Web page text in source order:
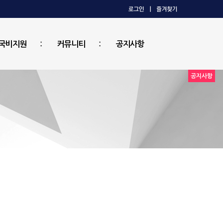
비지원 커뮤니티 공지사항
공지사항